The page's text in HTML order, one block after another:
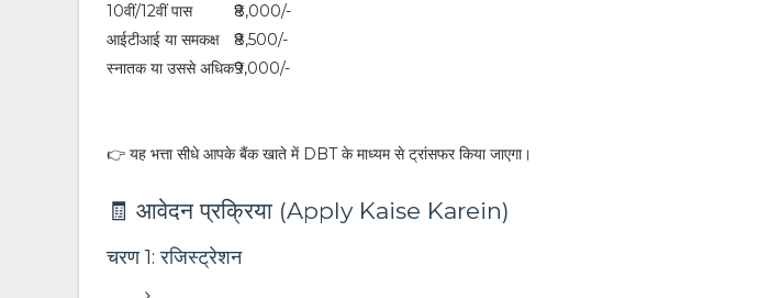
10वीं/12वीं पास
₹8,000/-
आईटीआई या समकक्ष
₹8,500/-
स्नातक या उससे अधिक₹9,000/-
👉 यह भत्ता सीधे आपके बैंक खाते में DBT के माध्यम से ट्रांसफर किया जाएगा।
🧾 आवेदन प्रक्रिया (Apply Kaise Karein)
चरण 1: रजिस्ट्रेशन